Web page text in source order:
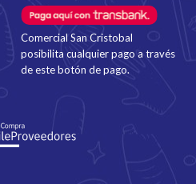
Comercial San Cristobal
posibilita cualquier pago a través
de este botón de pago.